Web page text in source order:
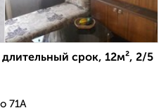
срок, 12м², 2/5
71А